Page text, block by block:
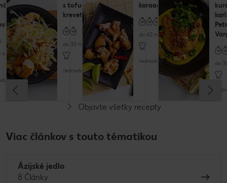
minút
s tofu a
krevetami
do 30 minút
Jednoduché
karaage
do 60 minút
Jednoduché do
Objavte všetky recepty
Viac článkov s touto tématikou
Ázijské jedlo
8 Články